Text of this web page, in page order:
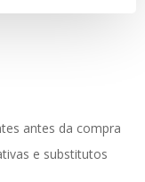
antes da compra
e substitutos